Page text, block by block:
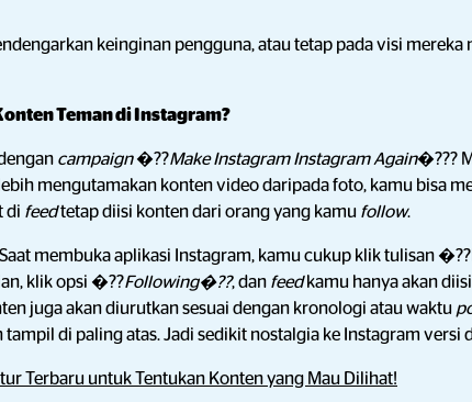
keinginan pengguna, atau tetap pada visi mereka
Teman di Instagram?
campaign�??Make Instagram Instagram Again�???
mengutamakan konten video daripada foto, kamu bisa
di feedtetap diisi konten dari orang yang kamu follow.
membuka aplikasi Instagram, kamu cukup klik tulisan
klik opsi �??Following�??, dan feedkamu hanya akan
juga akan diurutkan sesuai dengan kronologi atau waktu
di paling atas. Jadi sedikit nostalgia ke Instagram versi
Terbaru untuk Tentukan Konten yang Mau Dilihat!